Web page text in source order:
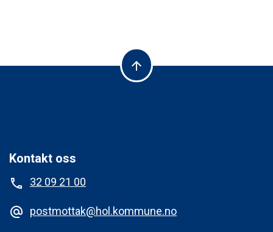
arrow_upward
Kontakt oss
phone
32 09 21 00
alternate_email postmottak@hol.kommune.no